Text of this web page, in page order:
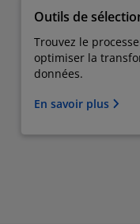
Outils de
Trouvez le
optimiser la
données.
En savoir plus